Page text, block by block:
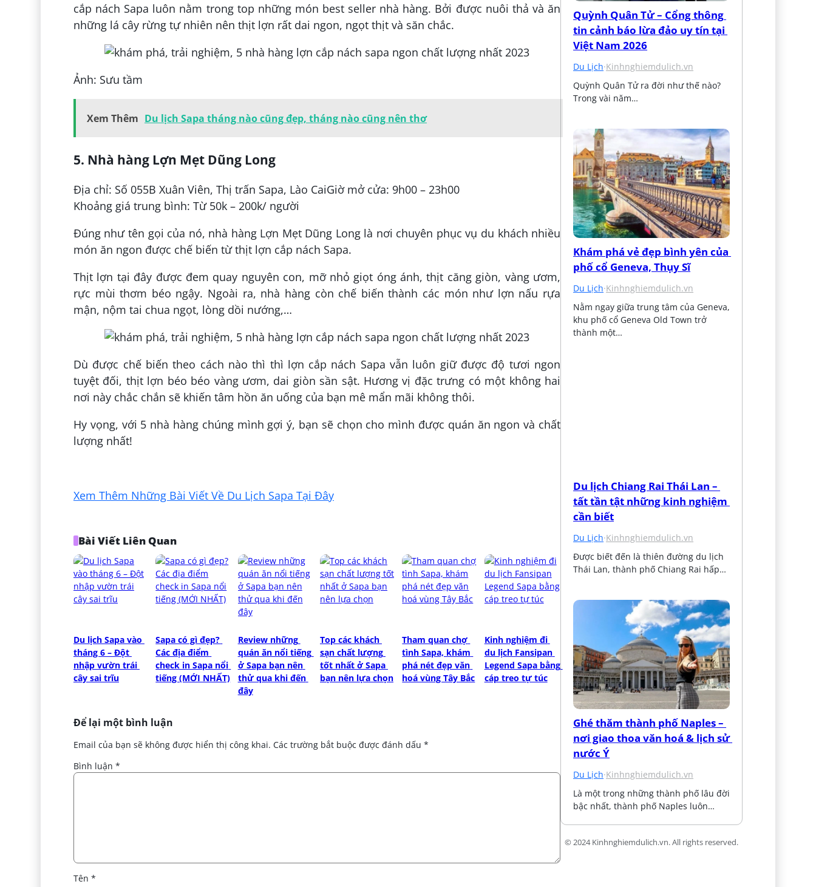
cắp nách Sapa luôn nằm trong top những món best seller nhà hàng. Bởi được nuôi thả và ăn
những lá cây rừng tự nhiên nên thịt lợn rất dai ngon, ngọt thịt và săn chắc.
Ảnh: Sưu tầm
Xem Thêm Du lịch Sapa tháng nào cũng đẹp, tháng nào cũng nên thơ
5. Nhà hàng Lợn Mẹt Dũng Long
Địa chỉ: Số 055B Xuân Viên, Thị trấn Sapa, Lào CaiGiờ mở cửa: 9h00 – 23h00
Khoảng giá trung bình: Từ 50k – 200k/ người
Đúng như tên gọi của nó, nhà hàng Lợn Mẹt Dũng Long là nơi chuyên phục vụ du khách nhiều
món ăn ngon được chế biến từ thịt lợn cắp nách Sapa.
Thịt lợn tại đây được đem quay nguyên con, mỡ nhỏ giọt óng ánh, thịt căng giòn, vàng ươm,
rực mùi thơm béo ngậy. Ngoài ra, nhà hàng còn chế biến thành các món như lợn nấu rựa
mận, nộm tai chua ngọt, lòng dồi nướng,…
Dù được chế biến theo cách nào thì thì lợn cắp nách Sapa vẫn luôn giữ được độ tươi ngon
tuyệt đối, thịt lợn béo béo vàng ươm, dai giòn sần sật. Hương vị đặc trưng có một không hai
nơi này chắc chắn sẽ khiến tâm hồn ăn uống của bạn mê mẩn mãi không thôi.
Hy vọng, với 5 nhà hàng chúng mình gợi ý, bạn sẽ chọn cho mình được quán ăn ngon và chất
lượng nhất!
Xem Thêm Những Bài Viết Về Du Lịch Sapa Tại Đây
Bài Viết Liên Quan
Du lịch Sapa vào
tháng 6 – Đột
nhập vườn trái
cây sai trĩu
Sapa có gì đẹp?
Các địa điểm
check in Sapa nổi
tiếng (MỚI NHẤT)
Review những
quán ăn nổi tiếng
ở Sapa bạn nên
thử qua khi đến
đây
Top các khách
sạn chất lượng
tốt nhất ở Sapa
bạn nên lựa chọn
Tham quan chợ
tình Sapa, khám
phá nét đẹp văn
hoá vùng Tây Bắc
Kinh nghiệm đi
du lịch Fansipan
Legend Sapa bằng
cáp treo tự túc
Để lại một bình luận
Email của bạn sẽ không được hiển thị công khai. Các trường bắt buộc được đánh dấu *
Bình luận *
Tên *
Quỳnh Quân Tử – Cổng thông
tin cảnh báo lừa đảo uy tín tại
Việt Nam 2026
Du Lịch·Kinhnghiemdulich.vn
Quỳnh Quân Tử ra đời như thế nào?
Trong vài năm…
Khám phá vẻ đẹp bình yên của
phố cổ Geneva, Thụy Sĩ
Du Lịch·Kinhnghiemdulich.vn
Nằm ngay giữa trung tâm của Geneva,
khu phố cổ Geneva Old Town trở
thành một…
Du lịch Chiang Rai Thái Lan –
tất tần tật những kinh nghiệm
cần biết
Du Lịch·Kinhnghiemdulich.vn
Được biết đến là thiên đường du lịch
Thái Lan, thành phố Chiang Rai hấp…
Ghé thăm thành phố Naples –
nơi giao thoa văn hoá & lịch sử
nước Ý
Du Lịch·Kinhnghiemdulich.vn
Là một trong những thành phố lâu đời
bậc nhất, thành phố Naples luôn…
© 2024 Kinhnghiemdulich.vn. All rights reserved.